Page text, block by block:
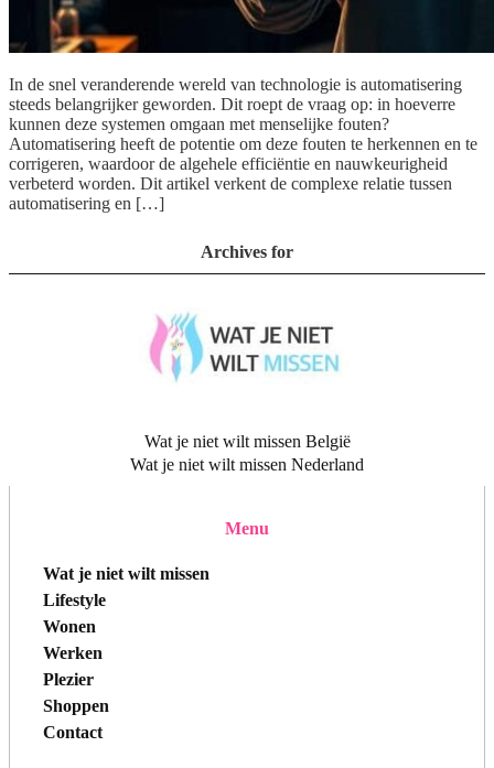
In de snel veranderende wereld van technologie is automatisering
steeds belangrijker geworden. Dit roept de vraag op: in hoeverre
kunnen deze systemen omgaan met menselijke fouten?
Automatisering heeft de potentie om deze fouten te herkennen en te
corrigeren, waardoor de algehele efficiëntie en nauwkeurigheid
verbeterd worden. Dit artikel verkent de complexe relatie tussen
automatisering en […]
Archives for
Wat je niet wilt missen België
Wat je niet wilt missen Nederland
Menu
Wat je niet wilt missen
Lifestyle
Wonen
Werken
Plezier
Shoppen
Contact